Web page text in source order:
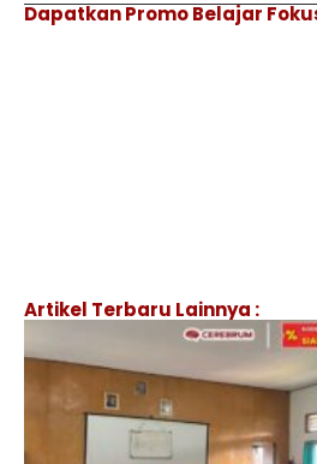
Dapatkan Promo Belajar
Artikel Terbaru Lainnya :